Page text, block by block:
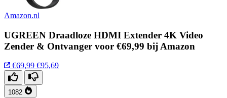
Amazon.nl
UGREEN Draadloze HDMI Extender 4K Video
Zender & Ontvanger voor €69,99 bij Amazon
€69,99 €95,69
1082